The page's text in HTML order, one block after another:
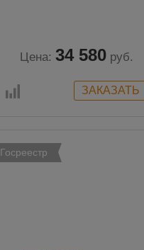
Цена: 34 580 руб.
Госреестр